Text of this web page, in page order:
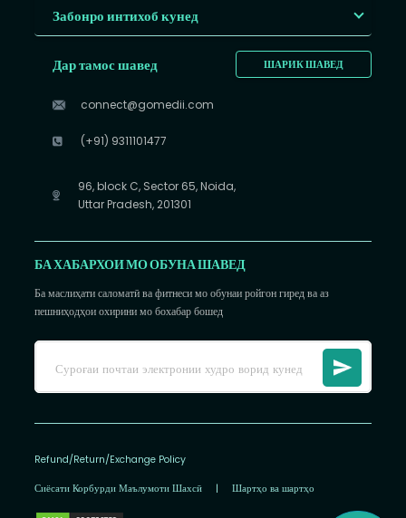
Забонро интихоб кунед
ШАРИК ШАВЕД
Дар тамос шавед
connect@gomedii.com
(+91) 9311101477
96, block C, Sector 65, Noida,
Uttar Pradesh, 201301
БА ХАБАРХОИ МО ОБУНА ШАВЕД
Ба маслиҳати саломатӣ ва фитнеси мо обунаи ройгон гиред ва аз
пешниҳодҳои охирини мо бохабар бошед
Refund/Return/Exchange Policy
Сиёсати Корбурди Маълумоти Шахсӣ | Шартҳо ва шартҳо